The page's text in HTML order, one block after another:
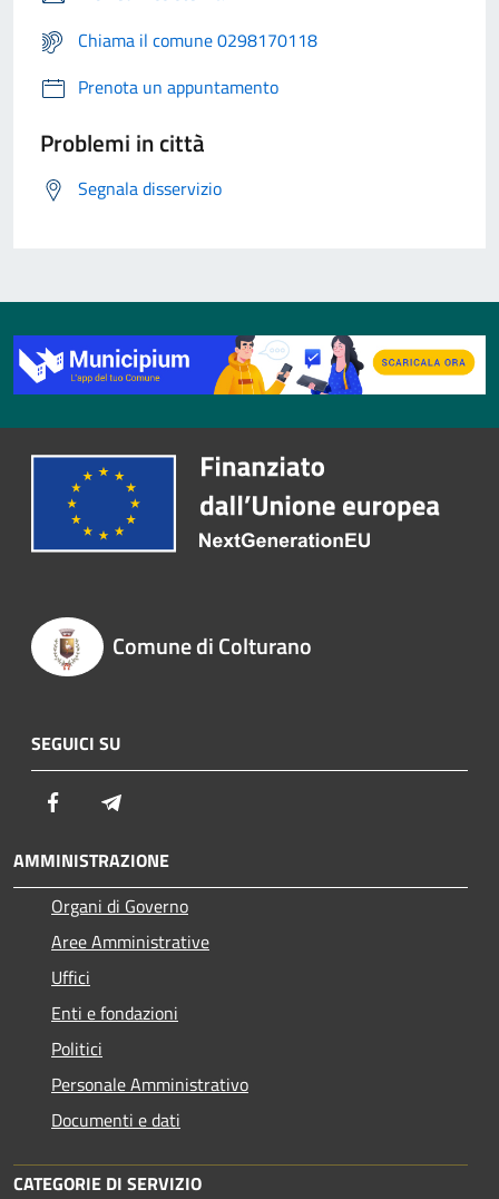
Chiama il comune 0298170118
Prenota un appuntamento
Problemi in città
Segnala disservizio
Comune di Colturano
SEGUICI SU
Facebook
AMMINISTRAZIONE
Organi di Governo
Aree Amministrative
Uffici
Enti e fondazioni
Politici
Personale Amministrativo
Documenti e dati
CATEGORIE DI SERVIZIO